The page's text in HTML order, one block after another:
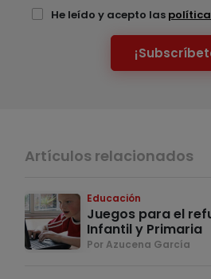
He leído y acepto las
Artículos relacionados
Educación
Juegos para el
Infantil y Primaria
Por Azucena García